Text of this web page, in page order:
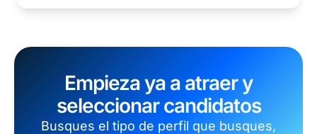
Empieza ya a atraer y
seleccionar candidatos
Busques el tipo de perfil que busques,